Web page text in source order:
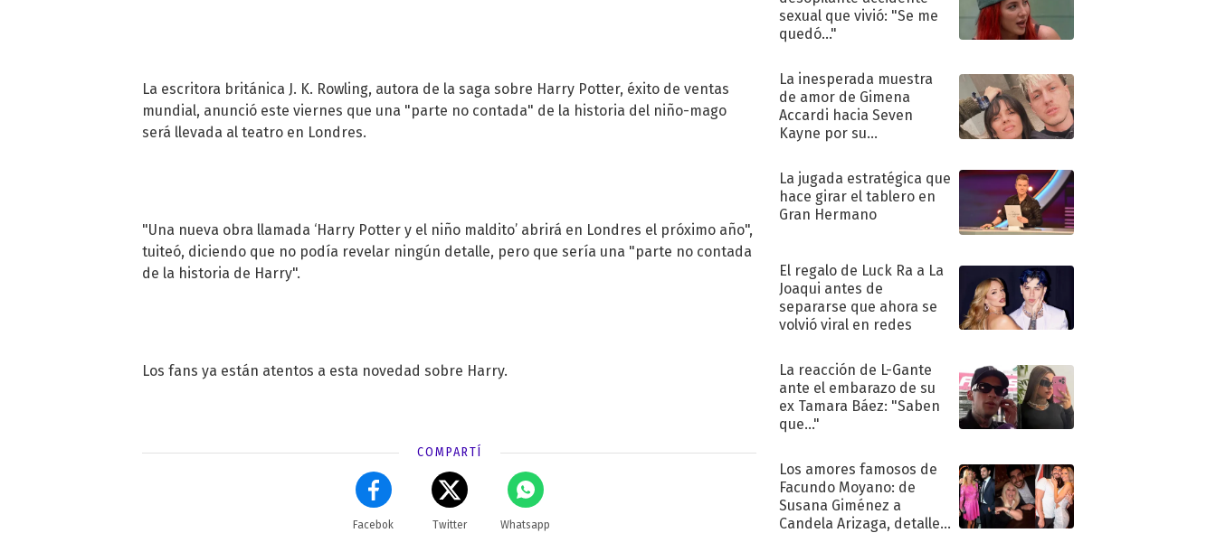
La escritora británica J. K. Rowling, autora de la saga sobre Harry Potter, éxito de ventas
mundial, anunció este viernes que una "parte no contada" de la historia del niño-mago
será llevada al teatro en Londres.
"Una nueva obra llamada ‘Harry Potter y el niño maldito’ abrirá en Londres el próximo año",
tuiteó, diciendo que no podía revelar ningún detalle, pero que sería una "parte no contada
de la historia de Harry".
Los fans ya están atentos a esta novedad sobre Harry.
COMPARTÍ
Facebok Twitter Whatsapp
sexual que vivió: "Se me
quedó..."
La inesperada muestra
de amor de Gimena
Accardi hacia Seven
Kayne por su
La jugada estratégica que
hace girar el tablero en
Gran Hermano
El regalo de Luck Ra a La
Joaqui antes de
separarse que ahora se
volvió viral en redes
La reacción de L-Gante
ante el embarazo de su
ex Tamara Báez: "Saben
que..."
Los amores famosos de
Facundo Moyano: de
Susana Giménez a
Candela Arizaga, detalles